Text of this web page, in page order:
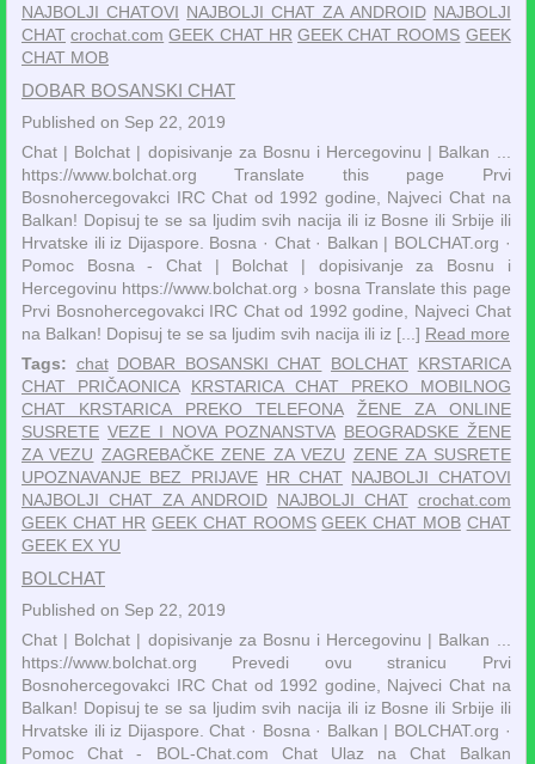
NAJBOLJI CHATOVI NAJBOLJI CHAT ZA ANDROID NAJBOLJI
CHAT crochat.com GEEK CHAT HR GEEK CHAT ROOMS GEEK
CHAT MOB
DOBAR BOSANSKI CHAT
Published on Sep 22, 2019
Chat | Bolchat | dopisivanje za Bosnu i Hercegovinu | Balkan ...
https://www.bolchat.org Translate this page Prvi
Bosnohercegovakci IRC Chat od 1992 godine, Najveci Chat na
Balkan! Dopisuj te se sa ljudim svih nacija ili iz Bosne ili Srbije ili
Hrvatske ili iz Dijaspore. ‎Bosna · ‎Chat · ‎Balkan | BOLCHAT.org ·
‎Pomoc Bosna - Chat | Bolchat | dopisivanje za Bosnu i
Hercegovinu https://www.bolchat.org › bosna Translate this page
Prvi Bosnohercegovakci IRC Chat od 1992 godine, Najveci Chat
na Balkan! Dopisuj te se sa ljudim svih nacija ili iz [...] Read more
Tags: chat DOBAR BOSANSKI CHAT BOLCHAT KRSTARICA
CHAT PRIČAONICA
KRSTARICA CHAT PREKO MOBILNOG
CHAT KRSTARICA PREKO TELEFONA
ŽENE ZA ONLINE
SUSRETE VEZE I NOVA POZNANSTVA BEOGRADSKE ŽENE
ZA VEZU ZAGREBAČKE ZENE ZA VEZU ZENE ZA SUSRETE
UPOZNAVANJE BEZ PRIJAVE HR CHAT NAJBOLJI CHATOVI
NAJBOLJI CHAT ZA ANDROID NAJBOLJI CHAT crochat.com
GEEK CHAT HR GEEK CHAT ROOMS GEEK CHAT MOB CHAT
GEEK EX YU
BOLCHAT
Published on Sep 22, 2019
Chat | Bolchat | dopisivanje za Bosnu i Hercegovinu | Balkan ...
https://www.bolchat.org Prevedi ovu stranicu Prvi
Bosnohercegovakci IRC Chat od 1992 godine, Najveci Chat na
Balkan! Dopisuj te se sa ljudim svih nacija ili iz Bosne ili Srbije ili
Hrvatske ili iz Dijaspore. ‎Chat · ‎Bosna · ‎Balkan | BOLCHAT.org ·
‎Pomoc Chat - BOL-Chat.com Chat Ulaz na Chat Balkan